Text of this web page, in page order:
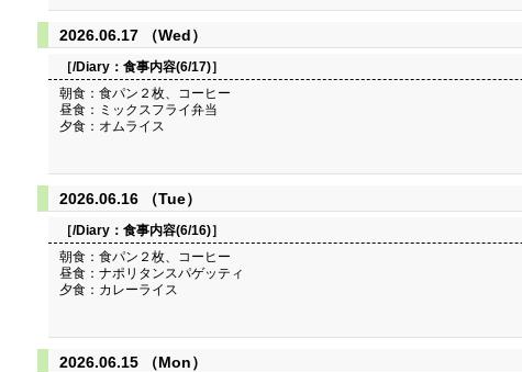
2026.06.17 （Wed）
［/Diary： 食事内容(6/17)］
朝食：食パン２枚、コーヒー
昼食：ミックスフライ弁当
夕食：オムライス
2026.06.16 （Tue）
［/Diary： 食事内容(6/16)］
朝食：食パン２枚、コーヒー
昼食：ナポリタンスパゲッティ
夕食：カレーライス
2026.06.15 （Mon）